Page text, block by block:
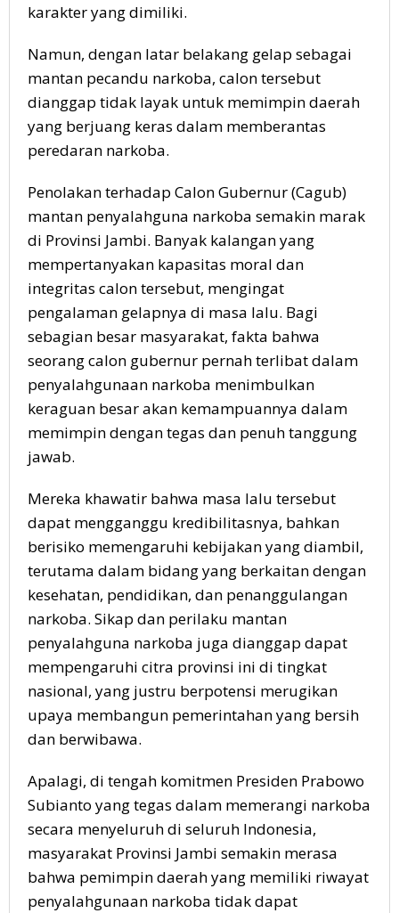
karakter yang dimiliki.
Namun, dengan latar belakang gelap sebagai
mantan pecandu narkoba, calon tersebut
dianggap tidak layak untuk memimpin daerah
yang berjuang keras dalam memberantas
peredaran narkoba.
Penolakan terhadap Calon Gubernur (Cagub)
mantan penyalahguna narkoba semakin marak
di Provinsi Jambi. Banyak kalangan yang
mempertanyakan kapasitas moral dan
integritas calon tersebut, mengingat
pengalaman gelapnya di masa lalu. Bagi
sebagian besar masyarakat, fakta bahwa
seorang calon gubernur pernah terlibat dalam
penyalahgunaan narkoba menimbulkan
keraguan besar akan kemampuannya dalam
memimpin dengan tegas dan penuh tanggung
jawab.
Mereka khawatir bahwa masa lalu tersebut
dapat mengganggu kredibilitasnya, bahkan
berisiko memengaruhi kebijakan yang diambil,
terutama dalam bidang yang berkaitan dengan
kesehatan, pendidikan, dan penanggulangan
narkoba. Sikap dan perilaku mantan
penyalahguna narkoba juga dianggap dapat
mempengaruhi citra provinsi ini di tingkat
nasional, yang justru berpotensi merugikan
upaya membangun pemerintahan yang bersih
dan berwibawa.
Apalagi, di tengah komitmen Presiden Prabowo
Subianto yang tegas dalam memerangi narkoba
secara menyeluruh di seluruh Indonesia,
masyarakat Provinsi Jambi semakin merasa
bahwa pemimpin daerah yang memiliki riwayat
penyalahgunaan narkoba tidak dapat